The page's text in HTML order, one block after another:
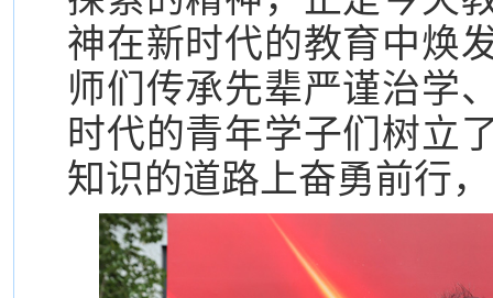
神在新时代的教育中焕
师们传承先辈严谨治学
时代的青年学子们树立
知识的道路上奋勇前行